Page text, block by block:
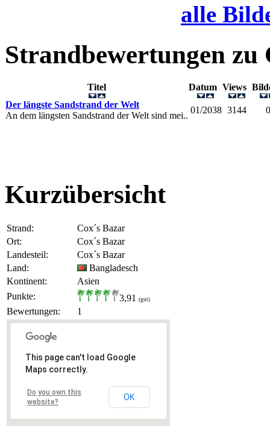
alle
Strandbewertungen zu
Titel Datum Views
Der längste Sandstrand der Welt
An dem längsten Sandstrand der Welt sind mei..
01/2038 3144 0
Kurzübersicht
Strand:
Cox´s Bazar
Ort:
Cox´s Bazar
Landesteil:
Cox´s Bazar
Land:
Bangladesch
Kontinent:
Asien
Punkte:
3,91 (gut)
Bewertungen: 1
This page can't load Google
Maps correctly.
Do you own this
website?
OK